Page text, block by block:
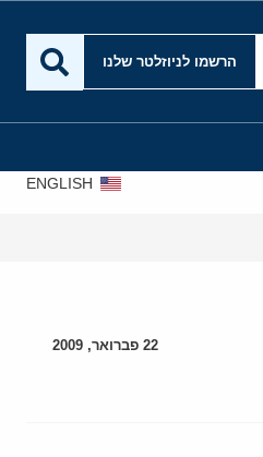
הרשמו לניוזלטר שלנו
ENGLISH
22 פברואר, 2009